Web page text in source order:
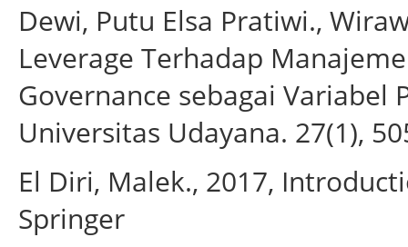
Dewi, Putu Elsa Pratiwi.,
Leverage Terhadap
Governance sebagai Variabel
Universitas Udayana. 27(1),
El Diri, Malek., 2017,
Springer